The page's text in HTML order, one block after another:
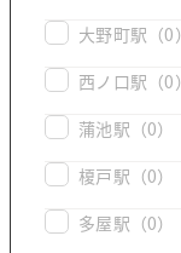
大野町駅 （0）
西ノ口駅 （0）
蒲池駅 （0）
榎戸駅 （0）
多屋駅 （0）